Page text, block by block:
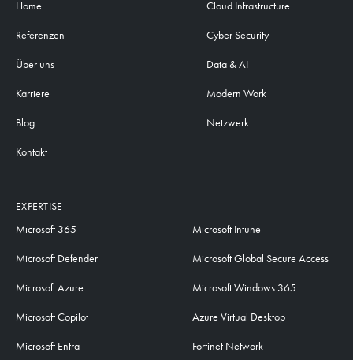
Home
Referenzen
Über uns
Karriere
Blog
Kontakt
Cloud Infrastructure
Cyber Security
Data & AI
Modern Work
Netzwerk
EXPERTISE
Microsoft 365
Microsoft Defender
Microsoft Azure
Microsoft Copilot
Microsoft Entra
Microsoft Intune
Microsoft Global Secure Access
Microsoft Windows 365
Azure Virtual Desktop
Fortinet Network